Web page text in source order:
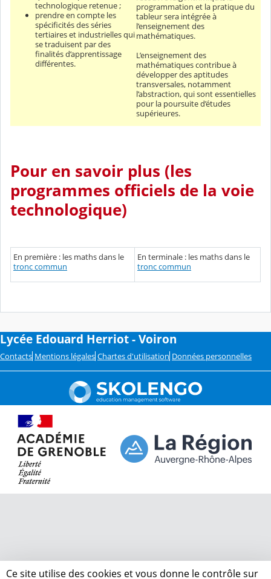
technologique retenue ;
prendre en compte les
spécificités des séries
tertiaires et industrielles qui
se traduisent par des
finalités d’apprentissage
différentes.
programmation et la pratique du
tableur sera intégrée à
l’enseignement des
mathématiques.
L’enseignement des
mathématiques contribue à
développer des aptitudes
transversales, notamment
l’abstraction, qui sont essentielles
pour la poursuite d’études
supérieures.
Pour en savoir plus (les
programmes officiels de la voie
technologique)
En première : les maths dans le
tronc commun
En terminale : les maths dans le
tronc commun
Lycée Edouard Herriot - Voiron
Contacts Mentions légales Chartes d'utilisation Données personnelles
Ce site utilise des cookies et vous donne le contrôle sur